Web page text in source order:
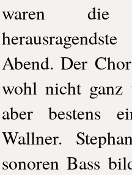
waren die
Abend. Der
wohl nicht ganz
aber bestens
Wallner.
sonoren Bass